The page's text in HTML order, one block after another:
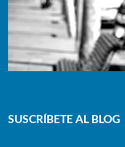
SUSCRÍBETE AL BLOG